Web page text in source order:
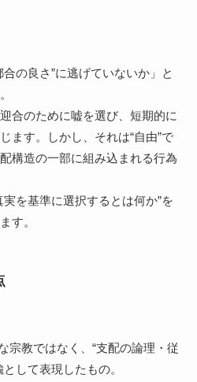
の良さ”に逃げていないか」と
合のために嘘を選び、短期的に
ます。しかし、それは“自由”で
構造の一部に組み込まれる行為
を基準に選択するとは何か”を
す。
宗教ではなく、“支配の論理・従
して表現したもの。